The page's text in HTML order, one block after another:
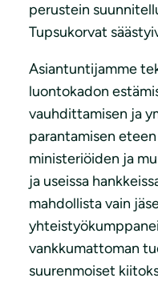
perustein
Tupsukorvat
Asiantuntijamme
luontokadon
vauhdittamisen ja
parantamisen
ministeriöiden ja
ja useissa
mahdollista vain
vankkumattoman
suurenmoiset